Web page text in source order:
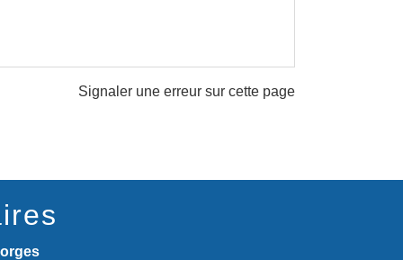
Signaler une erreur sur cette page